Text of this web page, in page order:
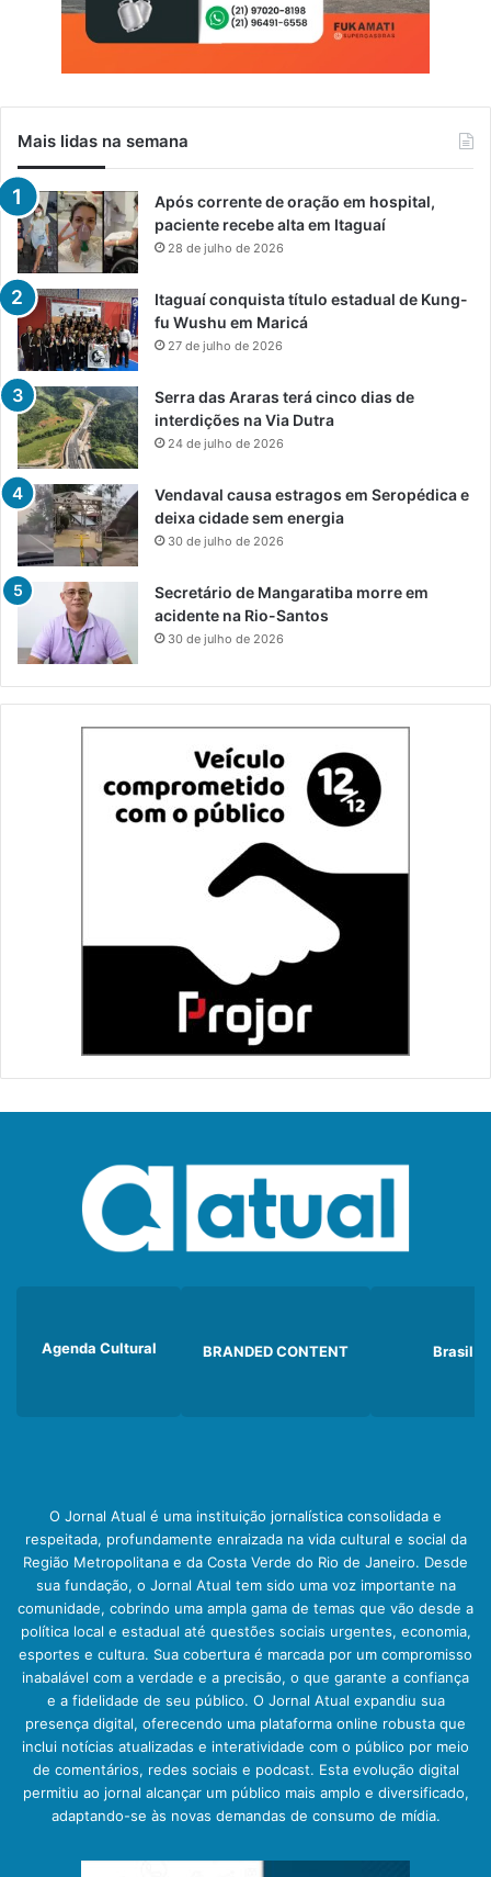
Mais lidas na semana
Após corrente de oração em hospital,
paciente recebe alta em Itaguaí
28 de julho de 2026
Itaguaí conquista título estadual de Kung-
fu Wushu em Maricá
27 de julho de 2026
Serra das Araras terá cinco dias de
interdições na Via Dutra
24 de julho de 2026
Vendaval causa estragos em Seropédica e
deixa cidade sem energia
30 de julho de 2026
Secretário de Mangaratiba morre em
acidente na Rio-Santos
30 de julho de 2026
Agenda Cultural BRANDED CONTENT Brasil
O Jornal Atual é uma instituição jornalística consolidada e
respeitada, profundamente enraizada na vida cultural e social da
Região Metropolitana e da Costa Verde do Rio de Janeiro. Desde
sua fundação, o Jornal Atual tem sido uma voz importante na
comunidade, cobrindo uma ampla gama de temas que vão desde a
política local e estadual até questões sociais urgentes, economia,
esportes e cultura. Sua cobertura é marcada por um compromisso
inabalável com a verdade e a precisão, o que garante a confiança
e a fidelidade de seu público. O Jornal Atual expandiu sua
presença digital, oferecendo uma plataforma online robusta que
inclui notícias atualizadas e interatividade com o público por meio
de comentários, redes sociais e podcast. Esta evolução digital
permitiu ao jornal alcançar um público mais amplo e diversificado,
adaptando-se às novas demandas de consumo de mídia.